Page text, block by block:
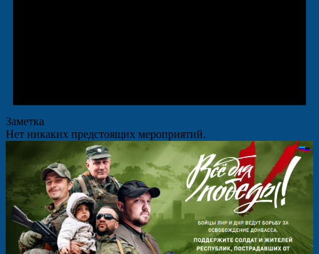
Заметка
Нет никаких предстоящих мероприятий.